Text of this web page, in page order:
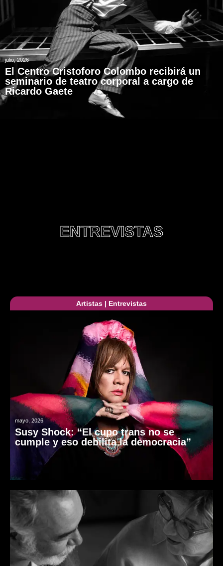
julio, 2026
El Centro Cristoforo Colombo recibirá un
seminario de teatro corporal a cargo de
Ricardo Gaete
ENTREVISTAS
Artistas | Entrevistas
mayo, 2026
Susy Shock: “El cupo trans no se
cumple y eso debilita la democracia”